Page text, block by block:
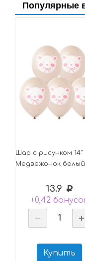
Популярные
Шар с рисунком 14"
Медвежонок белый
13.9
+0,42
Купить